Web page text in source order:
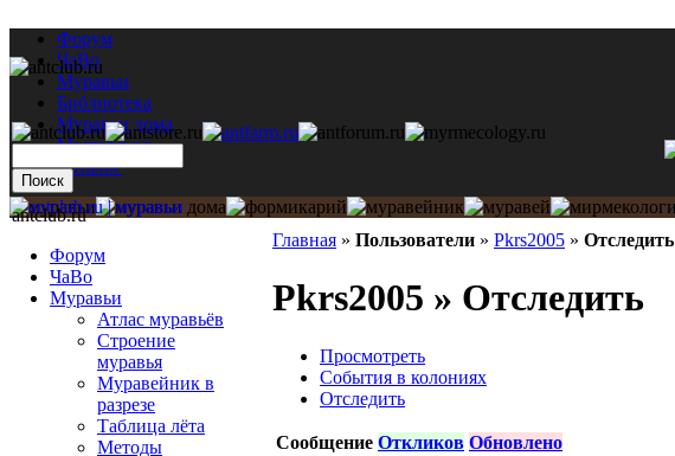
Форум
ЧаВо
Муравьи
Библиотека
Муравьи дома
Мастерская
Каталог
Главная » Пользователи » Pkrs2005 » Отследить
Pkrs2005 » Отследить
Просмотреть
События в колониях
Отследить
Сообщение Откликов Обновлено
antclub.ru
Форум
ЧаВо
Муравьи
Атлас муравьёв
Строение
муравья
Муравейник в
разрезе
Таблица лёта
Методы